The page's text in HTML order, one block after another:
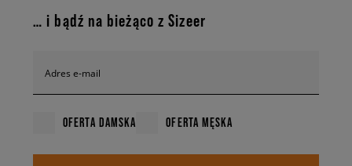
… i bądź na bieżąco z Sizeer
Adres e-mail
OFERTA DAMSKA OFERTA MĘSKA